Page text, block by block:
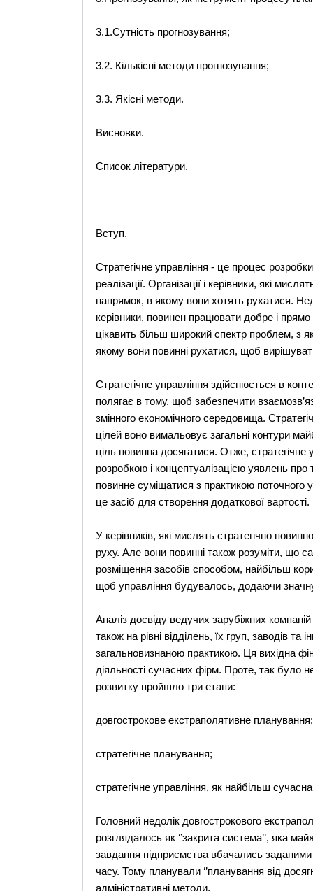
3.1.Сутність прогнозування;
3.2. Кількісні методи прогнозування;
3.3. Якісні методи.
Висновки.
Список літератури.
Вступ.
Стратегічне управління - це процес розробки
реалізації. Організації і керівники, які
напрямок, в якому вони хотять рухатися.
керівники, повинен працювати добре і
цікавить більш широкий спектр проблем, з
якому вони повинні рухатися, щоб
Стратегічне управління здійснюється в
полягає в тому, щоб забезпечити
змінного економічного середовища.
цілей воно вимальовує загальні контури
ціль повинна досягатися. Отже,
розробкою і концептуалізацією уявлень про
повинне суміщатися з практикою поточного
це засіб для створення додаткової вартості.
У керівників, які мислять стратегічно
руху. Але вони повинні також розуміти, що
розміщення засобів способом, найбільш
щоб управління будувалось, додаючи значну
Аналіз досвіду ведучих зарубіжних
також на рівні відділень, їх груп, заводів та
загальновизнаною практикою. Ця вихідна
діяльності сучасних фірм. Проте, так було
розвитку пройшло три етапи:
довгострокове екстраполятивне планування;
стратегічне планування;
стратегічне управління, як найбільш
Головний недолік довгострокового
розглядалось як ‘’закрита система’’, яка
завдання підприємства вбачались заданими
часу. Тому планували ‘’планування від
адміністративні методи.